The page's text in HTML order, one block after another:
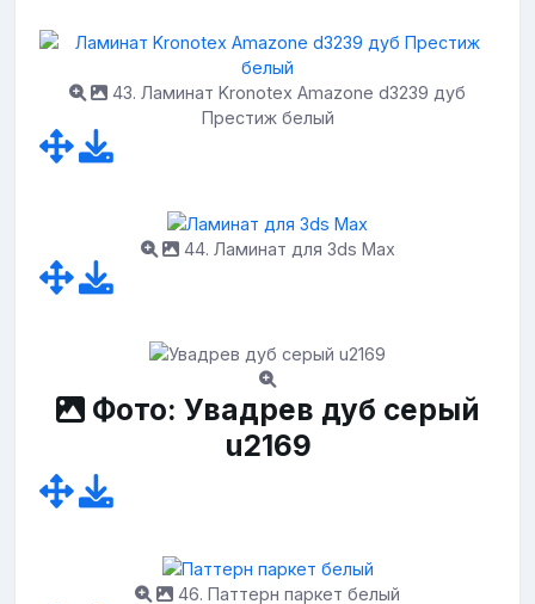
43. Ламинат Kronotex Amazone d3239 дуб
Престиж белый
44. Ламинат для 3ds Max
Фото: Увадрев дуб серый
u2169
46. Паттерн паркет белый